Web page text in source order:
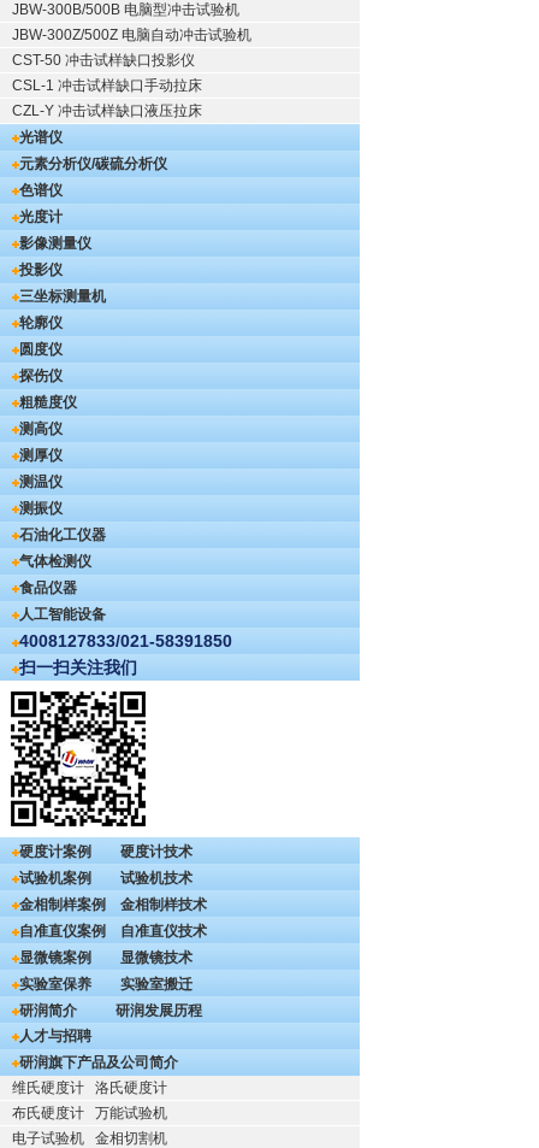
JBW-300B/500B 电脑型冲击试验机
JBW-300Z/500Z 电脑自动冲击试验机
CST-50 冲击试样缺口投影仪
CSL-1 冲击试样缺口手动拉床
CZL-Y 冲击试样缺口液压拉床
光谱仪
元素分析仪/碳硫分析仪
色谱仪
光度计
影像测量仪
投影仪
三坐标测量机
轮廓仪
圆度仪
探伤仪
粗糙度仪
测高仪
测厚仪
测温仪
测振仪
石油化工仪器
气体检测仪
食品仪器
人工智能设备
4008127833/021-58391850
扫一扫关注我们
硬度计案例
硬度计技术
试验机案例
试验机技术
金相制样案例
金相制样技术
自准直仪案例
自准直仪技术
显微镜案例
显微镜技术
实验室保养
实验室搬迁
研润简介
研润发展历程
人才与招聘
研润旗下产品及公司简介
维氏硬度计
洛氏硬度计
布氏硬度计
万能试验机
电子试验机
金相切割机